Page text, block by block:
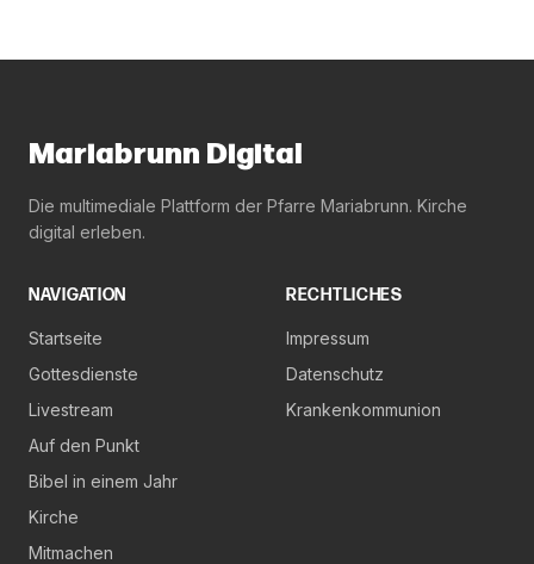
Mariabrunn Digital
Die multimediale Plattform der Pfarre Mariabrunn. Kirche
digital erleben.
NAVIGATION
Startseite
Gottesdienste
Livestream
Auf den Punkt
Bibel in einem Jahr
Kirche
Mitmachen
RECHTLICHES
Impressum
Datenschutz
Krankenkommunion